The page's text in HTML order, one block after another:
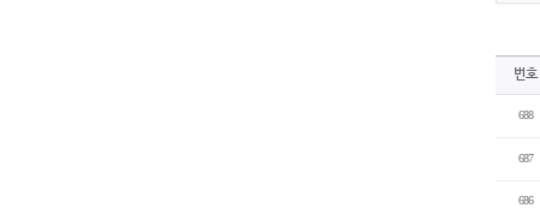
번호
688
687
686